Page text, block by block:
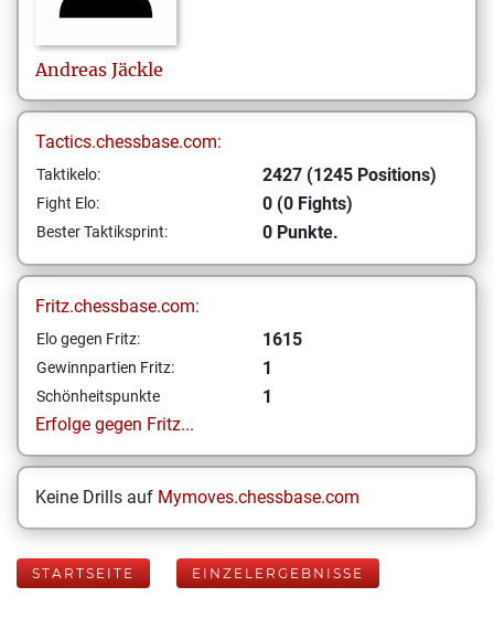
Andreas Jäckle
Tactics.chessbase.com:
Taktikelo: 2427 (1245 Positions)
Fight Elo: 0 (0 Fights)
Bester Taktiksprint: 0 Punkte.
Fritz.chessbase.com:
Elo gegen Fritz: 1615
Gewinnpartien Fritz: 1
Schönheitspunkte
1
Erfolge gegen Fritz...
Keine Drills auf Mymoves.chessbase.com
STARTSEITE EINZELERGEBNISSE